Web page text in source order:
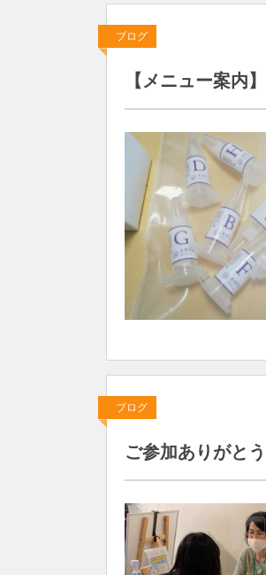
ブログ
【メニュー案内
ブログ
ご参加ありがと